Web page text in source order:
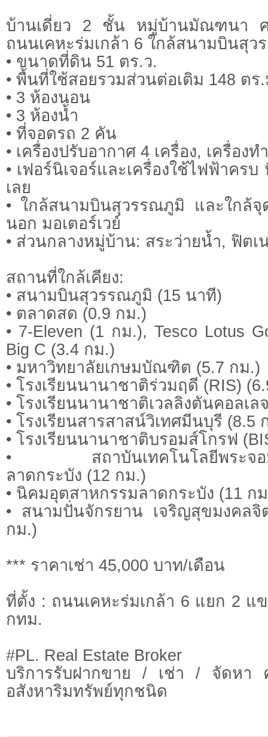
บ้านเดี่ยว 2 ชั้น หมู่บ้านมัณฑนา ศ
ถนนเคหะร่มเกล้า 6 ใกล้สนามบินสุว
• ขนาดที่ดิน 51 ตร.ว.
• พื้นที่ใช้สอยรวมส่วนต่อเติม 148 ตร
• 3 ห้องนอน
• 3 ห้องน้ำ
• ที่จอดรถ 2 คัน
• เครื่องปรับอากาศ 4 เครื่อง, เครื่อง
• เฟอร์นิเจอร์และเครื่องใช้ไฟฟ้าครบ
เลย
• ใกล้สนามบินสุวรรณภูมิ และใกล้จุ
นอก มอเตอร์เวย์
• ส่วนกลางหมู่บ้าน: สระว่ายน้ำ, ฟิต
สถานที่ใกล้เคียง:
• สนามบินสุวรรณภูมิ (15 นาที)
• ตลาดสด (0.9 กม.)
• 7-Eleven (1 กม.), Tesco Lotus
Big C (3.4 กม.)
• มหาวิทยาลัยเกษมบัณฑิต (5.7 กม.)
• โรงเรียนนานาชาติร่วมฤดี (RIS)
• โรงเรียนนานาชาติเวลลิงตันคอลเล
• โรงเรียนสารสาสน์วิเทศมีนบุรี (8.5
• โรงเรียนนานาชาติบรอมส์โกรฟ
• สถาบันเทคโนโลยีพระจอมเ
ลาดกระบัง (12 กม.)
• นิคมอุตสาหกรรมลาดกระบัง (11 ก
• สนามปั่นจักรยาน เจริญสุขมงคล
กม.)
*** ราคาเช่า 45,000 บาท/เดือน
ที่ตั้ง : ถนนเคหะร่มเกล้า 6 แยก 2 แ
กทม.
#PL. Real Estate Broker
บริการรับฝากขาย / เช่า / จัดห
อสังหาริมทรัพย์ทุกชนิด